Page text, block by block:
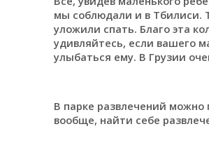
мы соблюдали и в Тбилиси.
уложили спать. Благо эта
удивляйтесь, если вашего
улыбаться ему. В Грузии
В парке развлечений можно
вообще, найти себе